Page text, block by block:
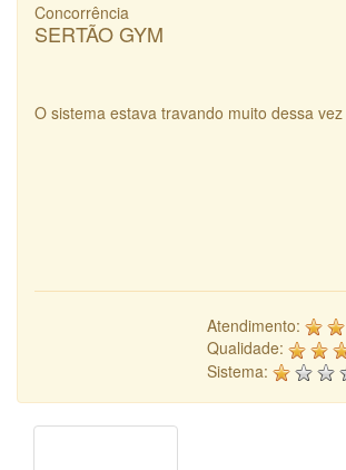
Concorrência
SERTÃO GYM
O sistema estava travando muito dessa vez
Atendimento:
Qualidade:
Sistema: